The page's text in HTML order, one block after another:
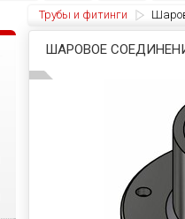
Трубы и фитинги
ШАРОВОЕ